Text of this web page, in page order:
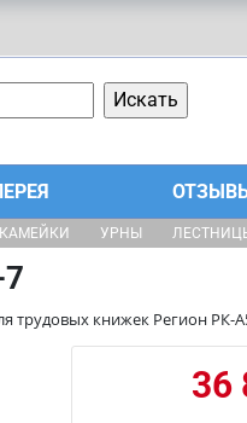
УРНЫ
трудовых книжек Регион РК-
36